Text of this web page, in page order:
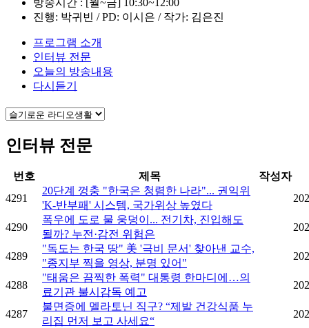
진행: 박귀빈 / PD: 이시은 / 작가: 김은진
프로그램 소개
인터뷰 전문
오늘의 방송내용
다시듣기
인터뷰 전문
번호 제목
작성자
4291
20단계 껑충 "한국은 청렴한 나라"... 권익위
'K-반부패' 시스템, 국가위상 높였다
4290
폭우에 도로 물 웅덩이... 전기차, 진입해도
될까? 누전·감전 위험은
4289
"독도는 한국 땅" 美 '극비 문서' 찾아낸 교수,
"종지부 찍을 영상, 분명 있어"
4288
"태움은 끔찍한 폭력" 대통령 한마디에…의
료기관 불시감독 예고
4287
불면증에 멜라토닌 직구? “제발 건강식품 누
리집 먼저 보고 사세요“